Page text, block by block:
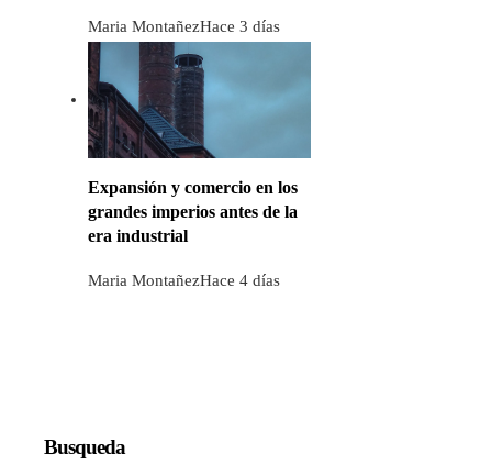
Maria MontañezHace 3 días
Expansión y comercio en los
grandes imperios antes de la
era industrial
Maria MontañezHace 4 días
Busqueda